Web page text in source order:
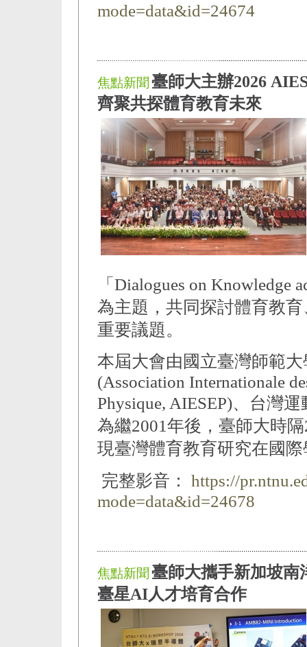
mode=data&id=24674
焦點新聞臺師大主辦2026
齊聚共探體育教育未來
「Dialogues on Knowledge
為主題，共同探討體育教
重要議題。
本屆大會由國立臺灣師範
(Association Internationale
Physique, AIESEP)、台灣
為繼2001年後，臺師大時
現臺灣體育教育研究在國
完整影音：
https://
mode=data&id=24678
焦點新聞臺師大攜手新加坡南
臺星AI人才培育合作